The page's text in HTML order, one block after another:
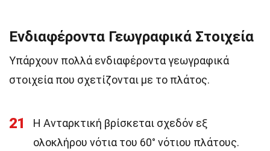
Ενδιαφέροντα Γεωγραφικά Στοιχεία
Υπάρχουν πολλά ενδιαφέροντα γεωγραφικά
στοιχεία που σχετίζονται με το πλάτος.
21
Η Ανταρκτική βρίσκεται σχεδόν εξ
ολοκλήρου νότια του 60° νότιου πλάτους.